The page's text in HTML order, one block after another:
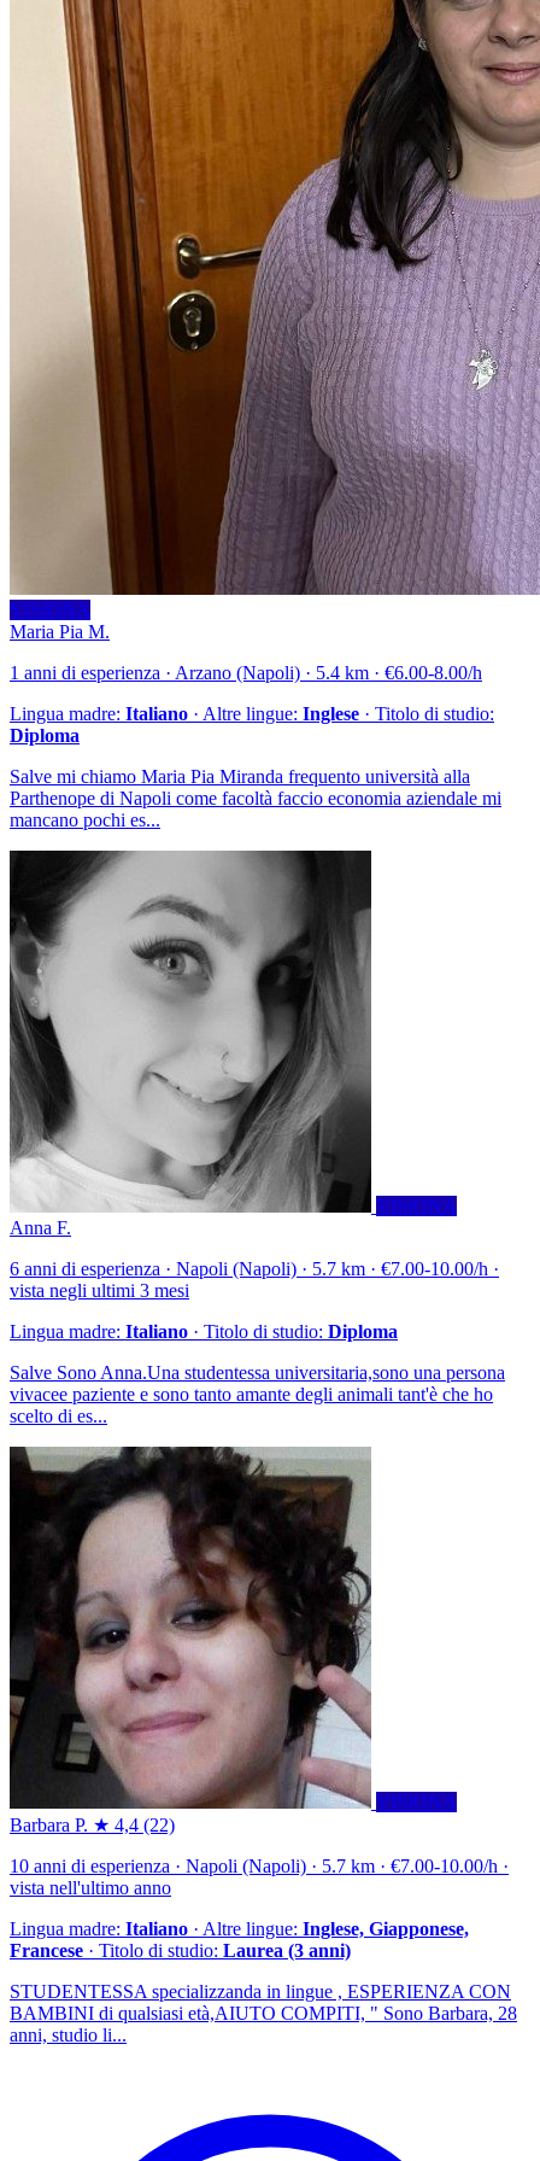
VISIONA
Maria Pia M.
1 anni di esperienza · Arzano (Napoli) · 5.4 km · €6.00-8.00/h
Lingua madre: Italiano · Altre lingue: Inglese · Titolo di studio:
Diploma
Salve mi chiamo Maria Pia Miranda frequento università alla
Parthenope di Napoli come facoltà faccio economia aziendale mi
mancano pochi es...
VISIONA
Anna F.
6 anni di esperienza · Napoli (Napoli) · 5.7 km · €7.00-10.00/h ·
vista negli ultimi 3 mesi
Lingua madre: Italiano · Titolo di studio: Diploma
Salve Sono Anna.Una studentessa universitaria,sono una persona
vivacee paziente e sono tanto amante degli animali tant'è che ho
scelto di es...
VISIONA
Barbara P. ★ 4,4 (22)
10 anni di esperienza · Napoli (Napoli) · 5.7 km · €7.00-10.00/h ·
vista nell'ultimo anno
Lingua madre: Italiano · Altre lingue: Inglese, Giapponese,
Francese · Titolo di studio: Laurea (3 anni)
STUDENTESSA specializzanda in lingue , ESPERIENZA CON
BAMBINI di qualsiasi età,AIUTO COMPITI, " Sono Barbara, 28
anni, studio li...